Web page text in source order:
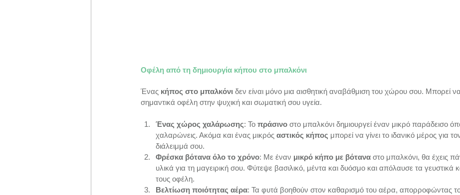
Οφέλη από τη δημιουργία κήπου στο μπαλκόνι
Ένας κήπος στο μπαλκόνι δεν είναι μόνο μια αισθητική αναβάθμιση του χώρου σου. Μπορεί
σημαντικά οφέλη στην ψυχική και σωματική σου υγεία.
Ένας χώρος χαλάρωσης: Το πράσινο στο μπαλκόνι δημιουργεί έναν μικρό παράδεισο
χαλαρώνεις. Ακόμα και ένας μικρός αστικός κήπος μπορεί να γίνει το ιδανικό μέρος για
διάλειμμά σου.
Φρέσκα βότανα όλο το χρόνο: Με έναν μικρό κήπο με βότανα στο μπαλκόνι, θα έχεις
υλικά για τη μαγειρική σου. Φύτεψε βασιλικό, μέντα και δυόσμο και απόλαυσε τα γευστικά
τους οφέλη.
Βελτίωση ποιότητας αέρα: Τα φυτά βοηθούν στον καθαρισμό του αέρα, απορροφώντας το